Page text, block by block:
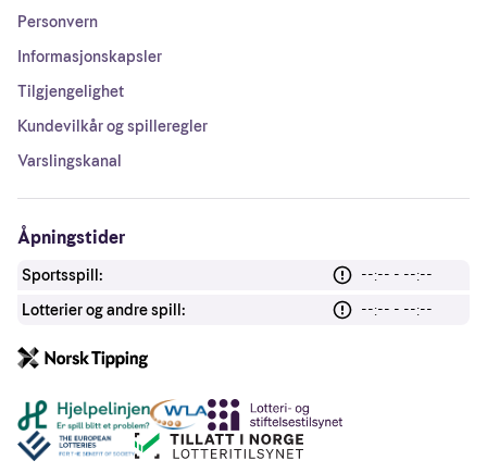
Personvern
Informasjonskapsler
Tilgjengelighet
Kundevilkår og spilleregler
Varslingskanal
Åpningstider
Sportsspill:
--:-- - --:--
Lotterier og andre spill:
--:-- - --:--
Andre lenker